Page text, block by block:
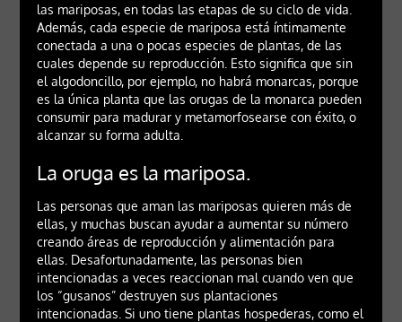
las mariposas, en todas las etapas de su ciclo de vida.
Además, cada especie de mariposa está íntimamente
conectada a una o pocas especies de plantas, de las
cuales depende su reproducción. Esto significa que sin
el algodoncillo, por ejemplo, no habrá monarcas, porque
es la única planta que las orugas de la monarca pueden
consumir para madurar y metamorfosearse con éxito, o
alcanzar su forma adulta.
La oruga es la mariposa.
Las personas que aman las mariposas quieren más de
ellas, y muchas buscan ayudar a aumentar su número
creando áreas de reproducción y alimentación para
ellas. Desafortunadamente, las personas bien
intencionadas a veces reaccionan mal cuando ven que
los “gusanos” destruyen sus plantaciones
intencionadas. Si uno tiene plantas hospederas, como el